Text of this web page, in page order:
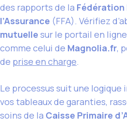
des rapports de la Fédération
l’Assurance (FFA). Vérifiez
mutuelle sur le portail en
comme celui de Magnolia.fr,
de prise en charge.
Le processus suit une logique
vos tableaux de garanties,
soins de la Caisse Primaire